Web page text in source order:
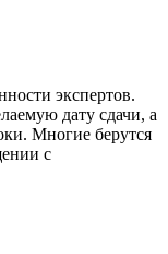
экспертов.
дату сдачи, а
Многие берутся
с